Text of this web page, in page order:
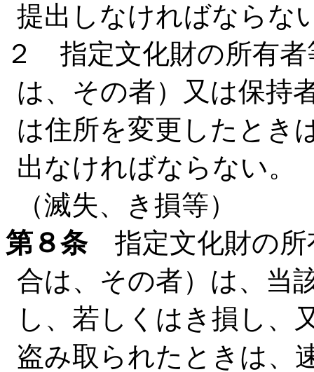
提出しなければならな
２ 指定文化財の所有者
は、その者）又は保持
は住所を変更したとき
出なければならない。
（滅失、き損等）
第８条指定文化財の所
合は、その者）は、当
し、若しくはき損し、
盗み取られたときは、